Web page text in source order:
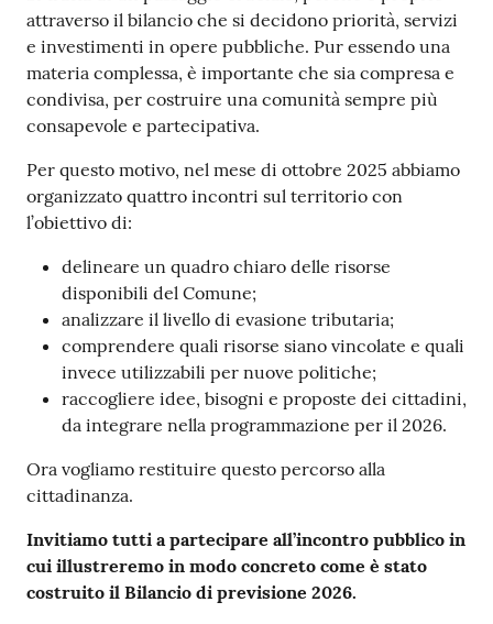
attraverso il bilancio che si decidono priorità, servizi
e investimenti in opere pubbliche. Pur essendo una
materia complessa, è importante che sia compresa e
condivisa, per costruire una comunità sempre più
consapevole e partecipativa.
Per questo motivo, nel mese di ottobre 2025 abbiamo
organizzato quattro incontri sul territorio con
l’obiettivo di:
delineare un quadro chiaro delle risorse
disponibili del Comune;
analizzare il livello di evasione tributaria;
comprendere quali risorse siano vincolate e quali
invece utilizzabili per nuove politiche;
raccogliere idee, bisogni e proposte dei cittadini,
da integrare nella programmazione per il 2026.
Ora vogliamo restituire questo percorso alla
cittadinanza.
Invitiamo tutti a partecipare all’incontro pubblico in
cui illustreremo in modo concreto come è stato
costruito il Bilancio di previsione 2026.